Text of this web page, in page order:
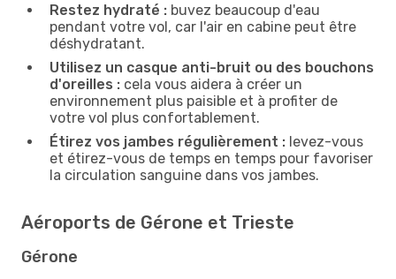
Restez hydraté : buvez beaucoup d'eau
pendant votre vol, car l'air en cabine peut être
déshydratant.
Utilisez un casque anti-bruit ou des bouchons
d'oreilles : cela vous aidera à créer un
environnement plus paisible et à profiter de
votre vol plus confortablement.
Étirez vos jambes régulièrement : levez-vous
et étirez-vous de temps en temps pour favoriser
la circulation sanguine dans vos jambes.
Aéroports de Gérone et Trieste
Gérone